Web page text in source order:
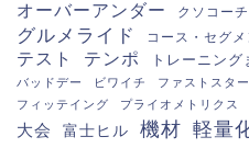
オーバーアンダー
クソコーチ
グルメライド コース・セグメ
テスト テンポ トレーニング
バッドデー
ビワイチ ファストスタ
フィッテイング プライオメトリクス
大会 富士ヒル 機材 軽量